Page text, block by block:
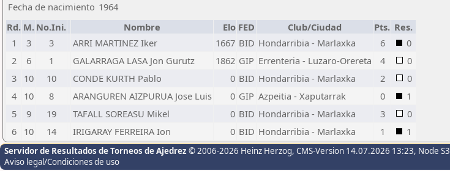
Fecha de nacimiento 1964
Rd. M. No.Ini. Nombre Elo FED Club/Ciudad Pts. Res.
1
3 3 ARRI MARTINEZ Iker 1667 BID Hondarribia - Marlaxka 6
0
2
6 1 GALARRAGA LASA Jon Gurutz 1862 GIP Errenteria - Luzaro-Orereta 4
0
3
10 10 CONDE KURTH Pablo 0 BID Hondarribia - Marlaxka 2
0
4
10 8 ARANGUREN AIZPURUA Jose Luis 0 GIP Azpeitia - Xaputarrak 0
1
5
9 19 TAFALL SOREASU Mikel 0 BID Hondarribia - Marlaxka 3
0
6
10 14 IRIGARAY FERREIRA Ion 0 BID Hondarribia - Marlaxka 1 1
Servidor de Resultados de Torneos de Ajedrez © 2006-2026 Heinz Herzog, CMS-Version 14.07.2026 13:23, Node S3
Aviso legal/Condiciones de uso